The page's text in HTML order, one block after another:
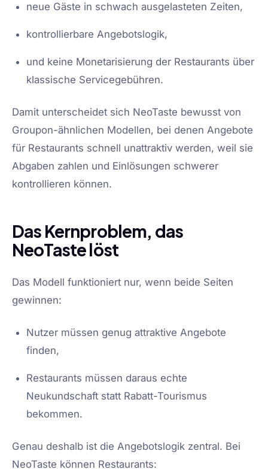
neue Gäste in schwach ausgelasteten Zeiten,
kontrollierbare Angebotslogik,
und keine Monetarisierung der Restaurants über
klassische Servicegebühren.
Damit unterscheidet sich NeoTaste bewusst von
Groupon-ähnlichen Modellen, bei denen Angebote
für Restaurants schnell unattraktiv werden, weil sie
Abgaben zahlen und Einlösungen schwerer
kontrollieren können.
Das Kernproblem, das
NeoTaste löst
Das Modell funktioniert nur, wenn beide Seiten
gewinnen:
Nutzer müssen genug attraktive Angebote
finden,
Restaurants müssen daraus echte
Neukundschaft statt Rabatt-Tourismus
bekommen.
Genau deshalb ist die Angebotslogik zentral. Bei
NeoTaste können Restaurants: